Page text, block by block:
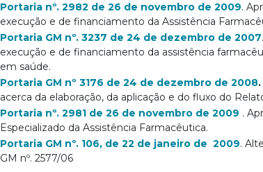
Portaria nº. 2982 de 26 de novembro de 2009.
execução e de financiamento da Assistência
Portaria GM nº. 3237 de 24 de dezembro de 2007
execução e de financiamento da assistência
em saúde.
Portaria GM nº 3176 de 24 de dezembro de 2008.
acerca da elaboração, da aplicação e do fluxo do
Portaria nº. 2981 de 26 de novembro de 2009 .
Especializado da Assistência Farmacêutica.
Portaria GM nº. 106, de 22 de janeiro de 2009.
GM nº. 2577/06